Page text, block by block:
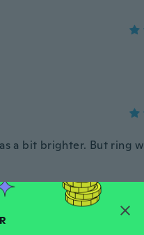
a bit brighter. But ring